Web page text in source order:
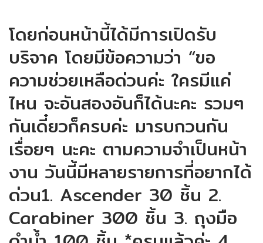
โดยก่อนหน้านี้ได้มีการเปิดรับ
บริจาค โดยมีข้อความว่า “ขอ
ความช่วยเหลือด่วนค่ะ ใครมีแค่
ไหน จะอันสองอันก็ได้นะคะ รวมๆ
กันเดี๋ยวก็ครบค่ะ มารบกวนกัน
เรื่อยๆ นะคะ ตามความจำเป็นหน้า
งาน วันนี้มีหลายรายการที่อยากได้
ด่วน1. Ascender 30 ชิ้น 2.
Carabiner 300 ชิ้น 3. ถุงมือ